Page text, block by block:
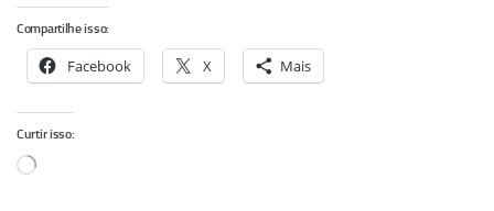
Compartilhe isso:
Facebook X Mais
Curtir isso:
Carregando...